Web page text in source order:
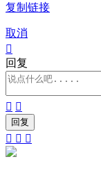
复制链接
取消

回复
 
  